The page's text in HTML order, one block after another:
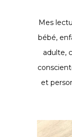
Mes
bébé,
adulte,
et